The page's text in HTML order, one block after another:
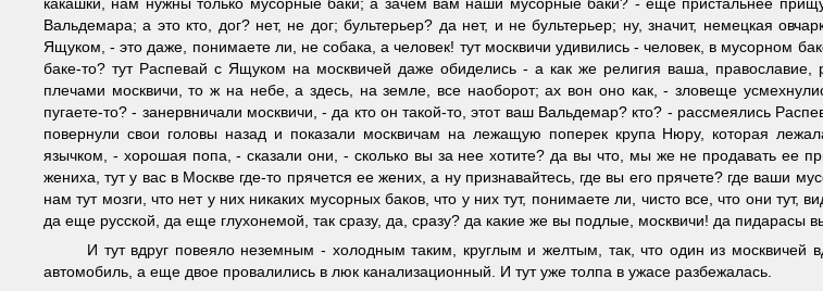
Вальдемара; а это кто, дог? нет, не дог; бультерьер? да нет, и не бультерьер; ну, значит, немецкая
Ящуком, - это даже, понимаете ли, не собака, а человек! тут москвичи удивились - человек, в мусорном
баке-то? тут Распевай с Ящуком на москвичей даже обиделись - а как же религия ваша,
плечами москвичи, то ж на небе, а здесь, на земле, все наоборот; ах вон оно как, - зловеще
пугаете-то? - занервничали москвичи, - да кто он такой-то, этот ваш Вальдемар? кто? - рассмеялись
повернули свои головы назад и показали москвичам на лежащую поперек крупа Нюру, которая
язычком, - хорошая попа, - сказали они, - сколько вы за нее хотите? да вы что, мы же не продавать
жениха, тут у вас в Москве где-то прячется ее жених, а ну признавайтесь, где вы его прячете? где ваши
нам тут мозги, что нет у них никаких мусорных баков, что у них тут, понимаете ли, чисто все, что они
да еще русской, да еще глухонемой, так сразу, да, сразу? да какие же вы подлые, москвичи! да пидарасы
И тут вдруг повеяло неземным - холодным таким, круглым и желтым, так, что один из
автомобиль, а еще двое провалились в люк канализационный. И тут уже толпа в ужасе разбежалась.